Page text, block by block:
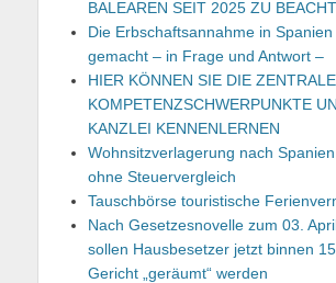
BALEAREN SEIT 2025 ZU
Die Erbschaftsannahme in
gemacht – in Frage und Antwort –
HIER KÖNNEN SIE DIE
KOMPETENZSCHWERPUNKTE
KANZLEI KENNENLERNEN
Wohnsitzverlagerung nach
ohne Steuervergleich
Tauschbörse touristische
Nach Gesetzesnovelle zum 03.
sollen Hausbesetzer jetzt binnen
Gericht „geräumt“ werden